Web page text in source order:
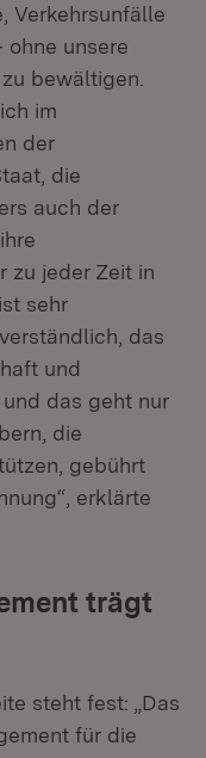
Verkehrsunfälle
ohne unsere
bewältigen.
im
der
die
auch der
zu jeder Zeit in
sehr
das
und
das geht nur
die
gebührt
erklärte
trägt
steht fest: „Das
für die